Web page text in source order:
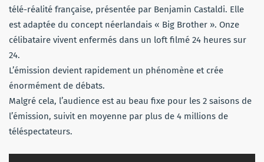
télé-réalité française, présentée par Benjamin Castaldi. Elle
est adaptée du concept néerlandais « Big Brother ». Onze
célibataire vivent enfermés dans un loft filmé 24 heures sur
24.
L’émission devient rapidement un phénomène et crée
énormément de débats.
Malgré cela, l’audience est au beau fixe pour les 2 saisons de
l’émission, suivit en moyenne par plus de 4 millions de
téléspectateurs.